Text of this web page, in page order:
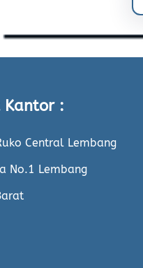
:
Central Lembang
No.1 Lembang